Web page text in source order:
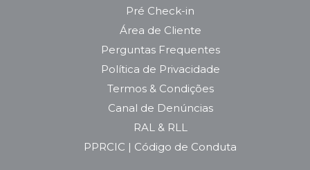
Pré Check-in
Área de Cliente
Perguntas Frequentes
Política de Privacidade
Termos & Condições
Canal de Denúncias
RAL & RLL
PPRCIC | Código de Conduta